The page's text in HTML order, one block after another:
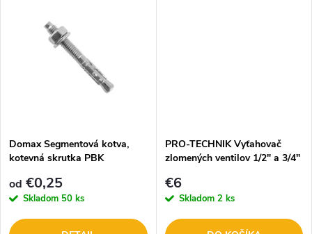
o
v
o
v
Domax Segmentová kotva,
kotevná skrutka PBK
od €0,25
Skladom 50 ks
PRO-TECHNIK Vyťahovač
zlomených ventilov 1/2" a 3/4"
€6
Skladom 2 ks